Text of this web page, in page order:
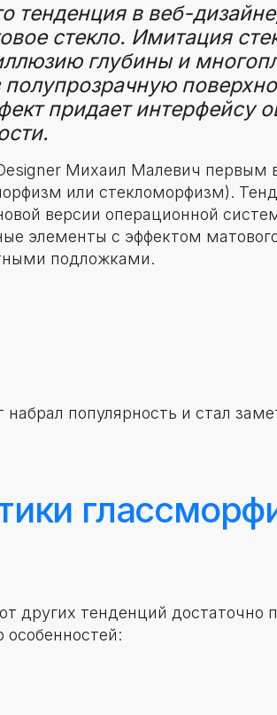
тенденция в веб-
стекло. Имитация
глубины и
полупрозрачную
придает интерфейсу
Михаил Малевич первым
или стекломорфизм).
версии операционной
элементы с эффектом
подложками.
популярность и стал
других тенденций достаточно
особенностей: